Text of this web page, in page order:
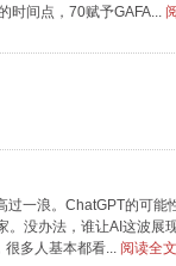
时间点，70赋予GAFA...
一浪。ChatGPT的可能
。没办法，谁让AI这波
多人基本都看... 阅读全